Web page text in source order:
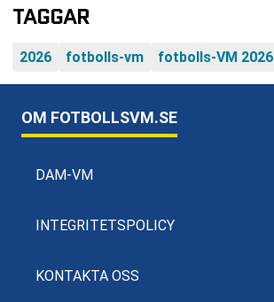
TAGGAR
2026 fotbolls-vm fotbolls-VM 2026
OM FOTBOLLSVM.SE
DAM-VM
INTEGRITETSPOLICY
KONTAKTA OSS